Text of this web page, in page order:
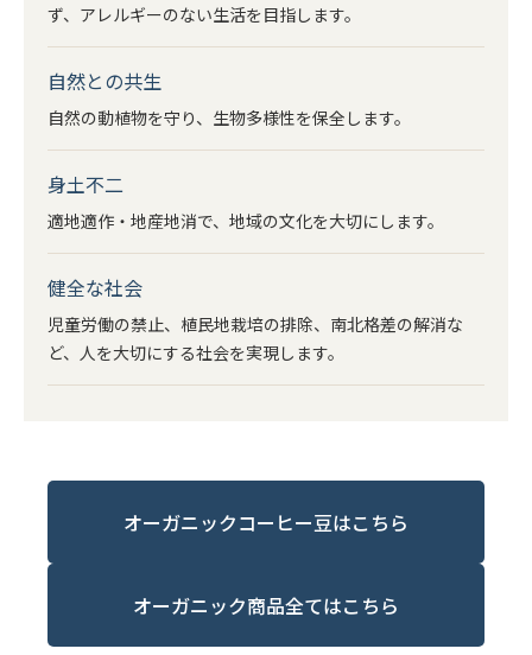
ず、アレルギーのない生活を目指します。
自然との共生
自然の動植物を守り、生物多様性を保全します。
身土不二
適地適作・地産地消で、地域の文化を大切にします。
健全な社会
児童労働の禁止、植民地栽培の排除、南北格差の解消な
ど、人を大切にする社会を実現します。
オーガニックコーヒー豆はこちら
オーガニック商品全てはこちら